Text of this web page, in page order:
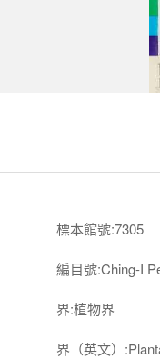
標本館號:7305
編目號:Ching-I
界:植物界
界（英文）